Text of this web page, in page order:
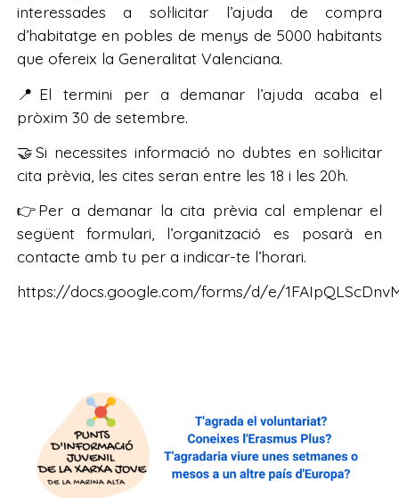
interessades a sol·licitar l’ajuda de compra
d’habitatge en pobles de menys de 5000 habitants
que ofereix la Generalitat Valenciana.
📍El termini per a demanar l’ajuda acaba el
pròxim 30 de setembre.
🤝Si necessites informació no dubtes en sol·licitar
cita prèvia, les cites seran entre les 18 i les 20h.
👉Per a demanar la cita prèvia cal emplenar el
següent formulari, l’organització es posarà en
contacte amb tu per a indicar-te l’horari.
https://docs.google.com/forms/d/e/